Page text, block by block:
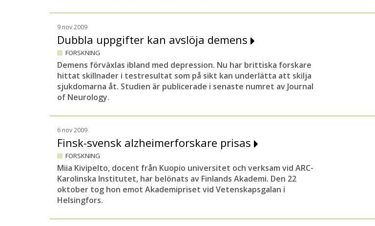
9 nov 2009
Dubbla uppgifter kan avslöja demens
FORSKNING
Demens förväxlas ibland med depression. Nu har brittiska forskare
hittat skillnader i testresultat som på sikt kan underlätta att skilja
sjukdomarna åt. Studien är publicerade i senaste numret av Journal
of Neurology.
6 nov 2009
Finsk-svensk alzheimerforskare prisas
FORSKNING
Miia Kivipelto, docent från Kuopio universitet och verksam vid ARC-
Karolinska Institutet, har belönats av Finlands Akademi. Den 22
oktober tog hon emot Akademipriset vid Vetenskapsgalan i
Helsingfors.